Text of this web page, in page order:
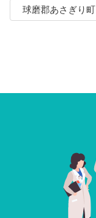
球磨郡あさぎり町